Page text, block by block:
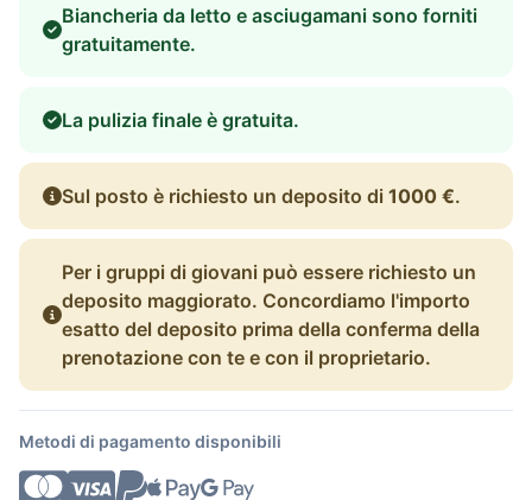
Biancheria da letto e asciugamani sono forniti
gratuitamente.
La pulizia finale è gratuita.
Sul posto è richiesto un deposito di 1000 €.
Per i gruppi di giovani può essere richiesto un
deposito maggiorato. Concordiamo l'importo
esatto del deposito prima della conferma della
prenotazione con te e con il proprietario.
Metodi di pagamento disponibili